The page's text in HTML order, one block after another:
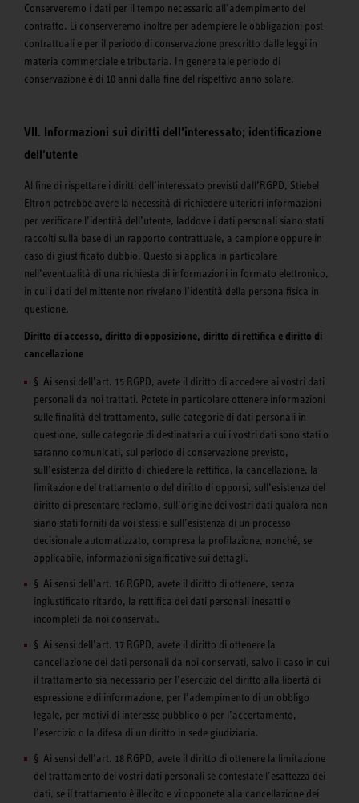
Conserveremo i dati per il tempo necessario all’adempimento del
contratto. Li conserveremo inoltre per adempiere le obbligazioni post-
contrattuali e per il periodo di conservazione prescritto dalle leggi in
materia commerciale e tributaria. In genere tale periodo di
conservazione è di 10 anni dalla fine del rispettivo anno solare.
VII. Informazioni sui diritti dell’interessato; identificazione
dell’utente
Al fine di rispettare i diritti dell’interessato previsti dall’RGPD, Stiebel
Eltron potrebbe avere la necessità di richiedere ulteriori informazioni
per verificare l’identità dell’utente, laddove i dati personali siano stati
raccolti sulla base di un rapporto contrattuale, a campione oppure in
caso di giustificato dubbio. Questo si applica in particolare
nell’eventualità di una richiesta di informazioni in formato elettronico,
in cui i dati del mittente non rivelano l’identità della persona fisica in
questione.
Diritto di accesso, diritto di opposizione, diritto di rettifica e diritto di
cancellazione
§ Ai sensi dell’art. 15 RGPD, avete il diritto di accedere ai vostri dati
personali da noi trattati. Potete in particolare ottenere informazioni
sulle finalità del trattamento, sulle categorie di dati personali in
questione, sulle categorie di destinatari a cui i vostri dati sono stati o
saranno comunicati, sul periodo di conservazione previsto,
sull’esistenza del diritto di chiedere la rettifica, la cancellazione, la
limitazione del trattamento o del diritto di opporsi, sull’esistenza del
diritto di presentare reclamo, sull’origine dei vostri dati qualora non
siano stati forniti da voi stessi e sull’esistenza di un processo
decisionale automatizzato, compresa la profilazione, nonché, se
applicabile, informazioni significative sui dettagli.
§ Ai sensi dell’art. 16 RGPD, avete il diritto di ottenere, senza
ingiustificato ritardo, la rettifica dei dati personali inesatti o
incompleti da noi conservati.
§ Ai sensi dell’art. 17 RGPD, avete il diritto di ottenere la
cancellazione dei dati personali da noi conservati, salvo il caso in cui
il trattamento sia necessario per l’esercizio del diritto alla libertà di
espressione e di informazione, per l’adempimento di un obbligo
legale, per motivi di interesse pubblico o per l’accertamento,
l’esercizio o la difesa di un diritto in sede giudiziaria.
§ Ai sensi dell’art. 18 RGPD, avete il diritto di ottenere la limitazione
del trattamento dei vostri dati personali se contestate l’esattezza dei
dati, se il trattamento è illecito e vi opponete alla cancellazione dei